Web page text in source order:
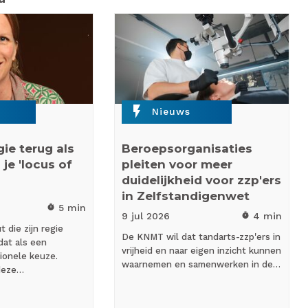
terug als
je 'locus of
timer 5 min
die zijn regie
als een
keuze.
flash_on Nieuws
Beroepsorganisaties
pleiten voor meer
duidelijkheid voor zzp'ers
in Zelfstandigenwet
9 jul 2026 timer 4 min
De KNMT wil dat tandarts-zzp'ers in
vrijheid en naar eigen inzicht kunnen
waarnemen en samenwerken in de…